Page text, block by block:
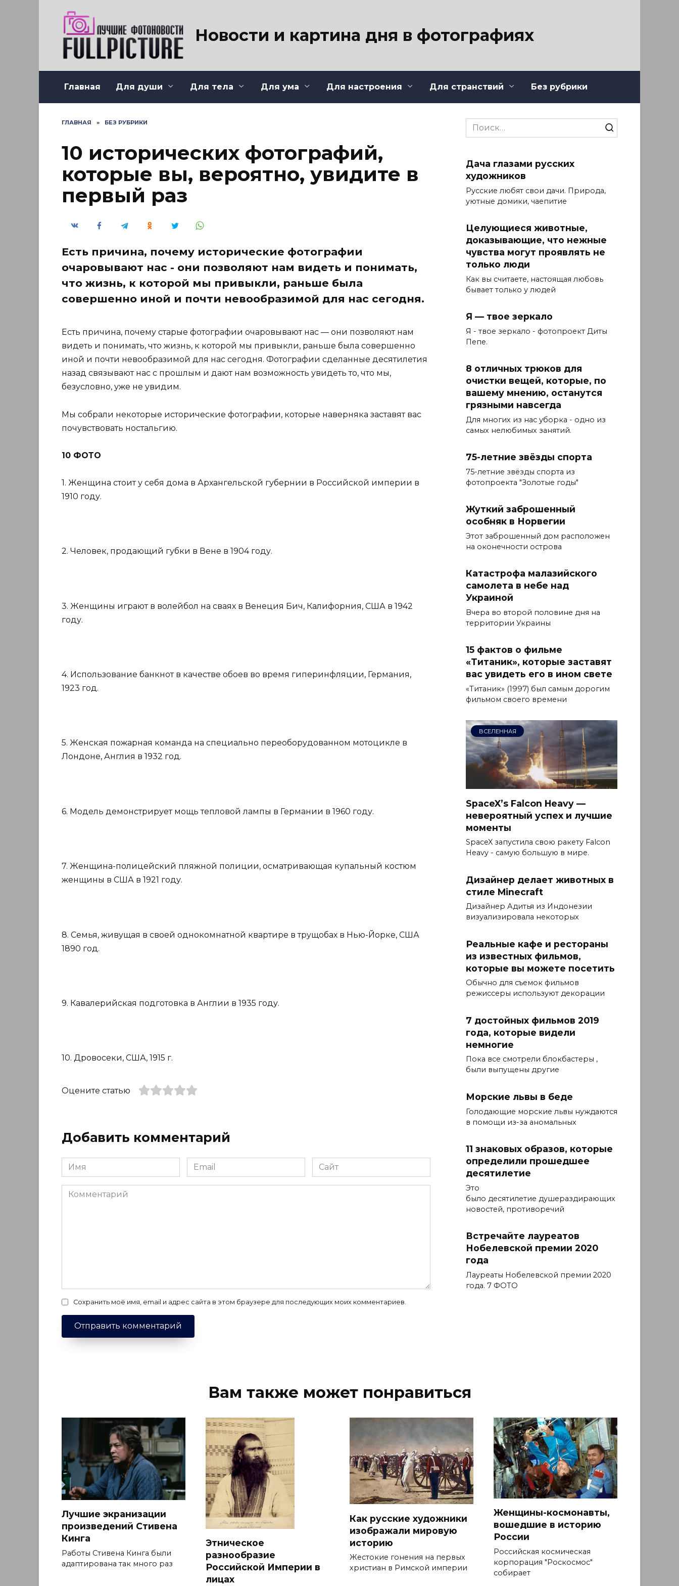
Новости и картина дня в фотографиях
Главная Для души Для тела Для ума Для настроения Для странствий Без рубрики
ГЛАВНАЯ » БЕЗ РУБРИКИ
10 исторических фотографий,
которые вы, вероятно, увидите в
первый раз
Есть причина, почему исторические фотографии
очаровывают нас - они позволяют нам видеть и понимать,
что жизнь, к которой мы привыкли, раньше была
совершенно иной и почти невообразимой для нас сегодня.
Есть причина, почему старые фотографии очаровывают нас — они позволяют нам
видеть и понимать, что жизнь, к которой мы привыкли, раньше была совершенно
иной и почти невообразимой для нас сегодня. Фотографии сделанные десятилетия
назад связывают нас с прошлым и дают нам возможность увидеть то, что мы,
безусловно, уже не увидим.
Мы собрали некоторые исторические фотографии, которые наверняка заставят вас
почувствовать ностальгию.
10 ФОТО
1. Женщина стоит у себя дома в Архангельской губернии в Российской империи в
1910 году.
2. Человек, продающий губки в Вене в 1904 году.
3. Женщины играют в волейбол на сваях в Венеция Бич, Калифорния, США в 1942
году.
4. Использование банкнот в качестве обоев во время гиперинфляции, Германия,
1923 год.
5. Женская пожарная команда на специально переоборудованном мотоцикле в
Лондоне, Англия в 1932 год.
6. Модель демонстрирует мощь тепловой лампы в Германии в 1960 году.
7. Женщина-полицейский пляжной полиции, осматривающая купальный костюм
женщины в США в 1921 году.
8. Семья, живущая в своей однокомнатной квартире в трущобах в Нью-Йорке, США
1890 год.
9. Кавалерийская подготовка в Англии в 1935 году.
10. Дровосеки, США, 1915 г.
Оцените статью
Добавить комментарий
Имя
*
Email
*
Сайт
Комментарий
Сохранить моё имя, email и адрес сайта в этом браузере для последующих моих комментариев.
Search
for:
Дача глазами русских
художников
Русские любят свои дачи. Природа,
уютные домики, чаепитие
Целующиеся животные,
доказывающие, что нежные
чувства могут проявлять не
только люди
Как вы считаете, настоящая любовь
бывает только у людей
Я — твое зеркало
Я - твое зеркало - фотопроект Диты
Пепе.
8 отличных трюков для
очистки вещей, которые, по
вашему мнению, останутся
грязными навсегда
Для многих из нас уборка - одно из
самых нелюбимых занятий.
75-летние звёзды спорта
75-летние звёзды спорта из
фотопроекта "Золотые годы"
Жуткий заброшенный
особняк в Норвегии
Этот заброшенный дом расположен
на оконечности острова
Катастрофа малазийского
самолета в небе над
Украиной
Вчера во второй половине дня на
территории Украины
15 фактов о фильме
«Титаник», которые заставят
вас увидеть его в ином свете
«Титаник» (1997) был самым дорогим
фильмом своего времени
ВСЕЛЕННАЯ
SpaceX’s Falcon Heavy —
невероятный успех и лучшие
моменты
SpaceX запустила свою ракету Falcon
Heavy - самую большую в мире.
Дизайнер делает животных в
стиле Minecraft
Дизайнер Адитья из Индонезии
визуализировала некоторых
Реальные кафе и рестораны
из известных фильмов,
которые вы можете посетить
Обычно для съемок фильмов
режиссеры используют декорации
7 достойных фильмов 2019
года, которые видели
немногие
Пока все смотрели блокбастеры ,
были выпущены другие
Морские львы в беде
Голодающие морские львы нуждаются
в помощи из-за аномальных
11 знаковых образов, которые
определили прошедшее
десятилетие
Это
было десятилетие душераздирающих
новостей, противоречий
Встречайте лауреатов
Нобелевской премии 2020
года
Лауреаты Нобелевской премии 2020
года. 7 ФОТО
Вам также может понравиться
Лучшие экранизации
произведений Стивена
Кинга
Работы Стивена Кинга были
адаптирована так много раз
Этническое
разнообразие
Российской Империи в
лицах
Как русские художники
изображали мировую
историю
Жестокие гонения на первых
христиан в Римской империи
Женщины-космонавты,
вошедшие в историю
России
Российская космическая
корпорация "Роскосмос"
собирает